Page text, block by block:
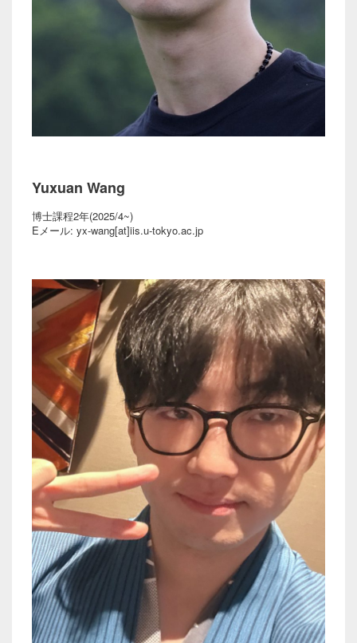
Yuxuan Wang
博士課程2年(2025/4~)
Eメール: yx-wang[at]iis.u-tokyo.ac.jp